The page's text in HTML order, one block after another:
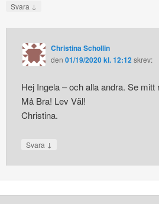
Svara ↓
Christina Schollin
den 01/19/2020 kl. 12:12skrev:
Hej Ingela – och alla andra. Se
Må Bra! Lev Väl!
Christina.
Svara ↓